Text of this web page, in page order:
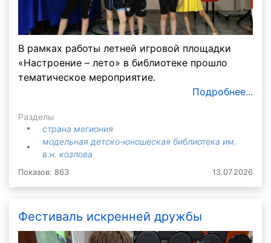
В рамках работы летней игровой площадки
«Настроение – лето» в библиотеке прошло
тематическое мероприятие.
Подробнее...
Разделы
страна мегиония
модельная детско-юношеская библиотека им.
в.н. козлова
Показов: 863 13.07.2026
Фестиваль искренней дружбы